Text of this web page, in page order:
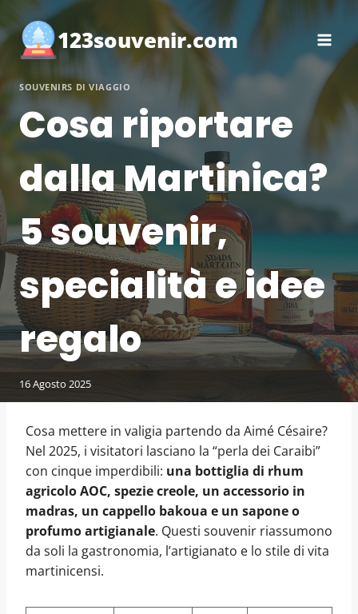
Salta
al
contenuto123souvenir.com
SOUVENIRS DI VIAGGIO
Cosa riportare
dalla Martinica?
5 souvenir,
specialità e idee
regalo
16 Agosto 2025
Cosa mettere in valigia partendo da Aimé Césaire?
Nel 2025, i visitatori lasciano la “perla dei Caraibi”
con cinque imperdibili: una bottiglia di rhum
agricolo AOC, spezie creole, un accessorio in
madras, un cappello bakoua e un sapone o
profumo artigianale. Questi souvenir riassumono
da soli la gastronomia, l’artigianato e lo stile di vita
martinicensi.